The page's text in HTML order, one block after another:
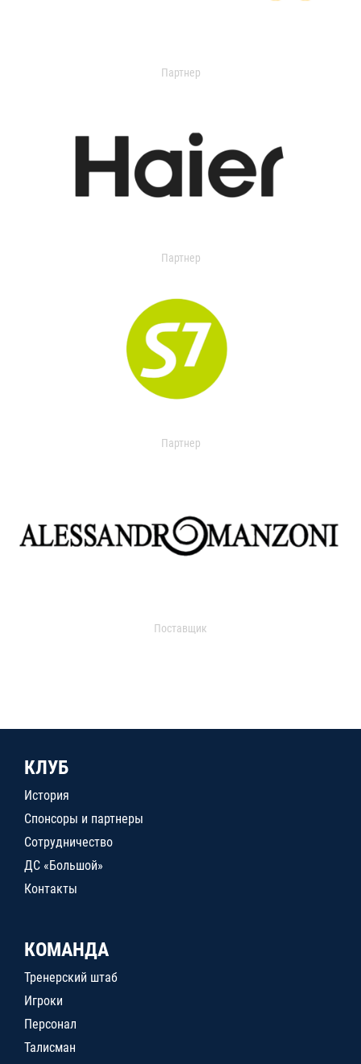
Партнер
Партнер
Партнер
Поставщик
КЛУБ
История
Спонсоры и партнеры
Сотрудничество
ДС «Большой»
Контакты
КОМАНДА
Тренерский штаб
Игроки
Персонал
Талисман